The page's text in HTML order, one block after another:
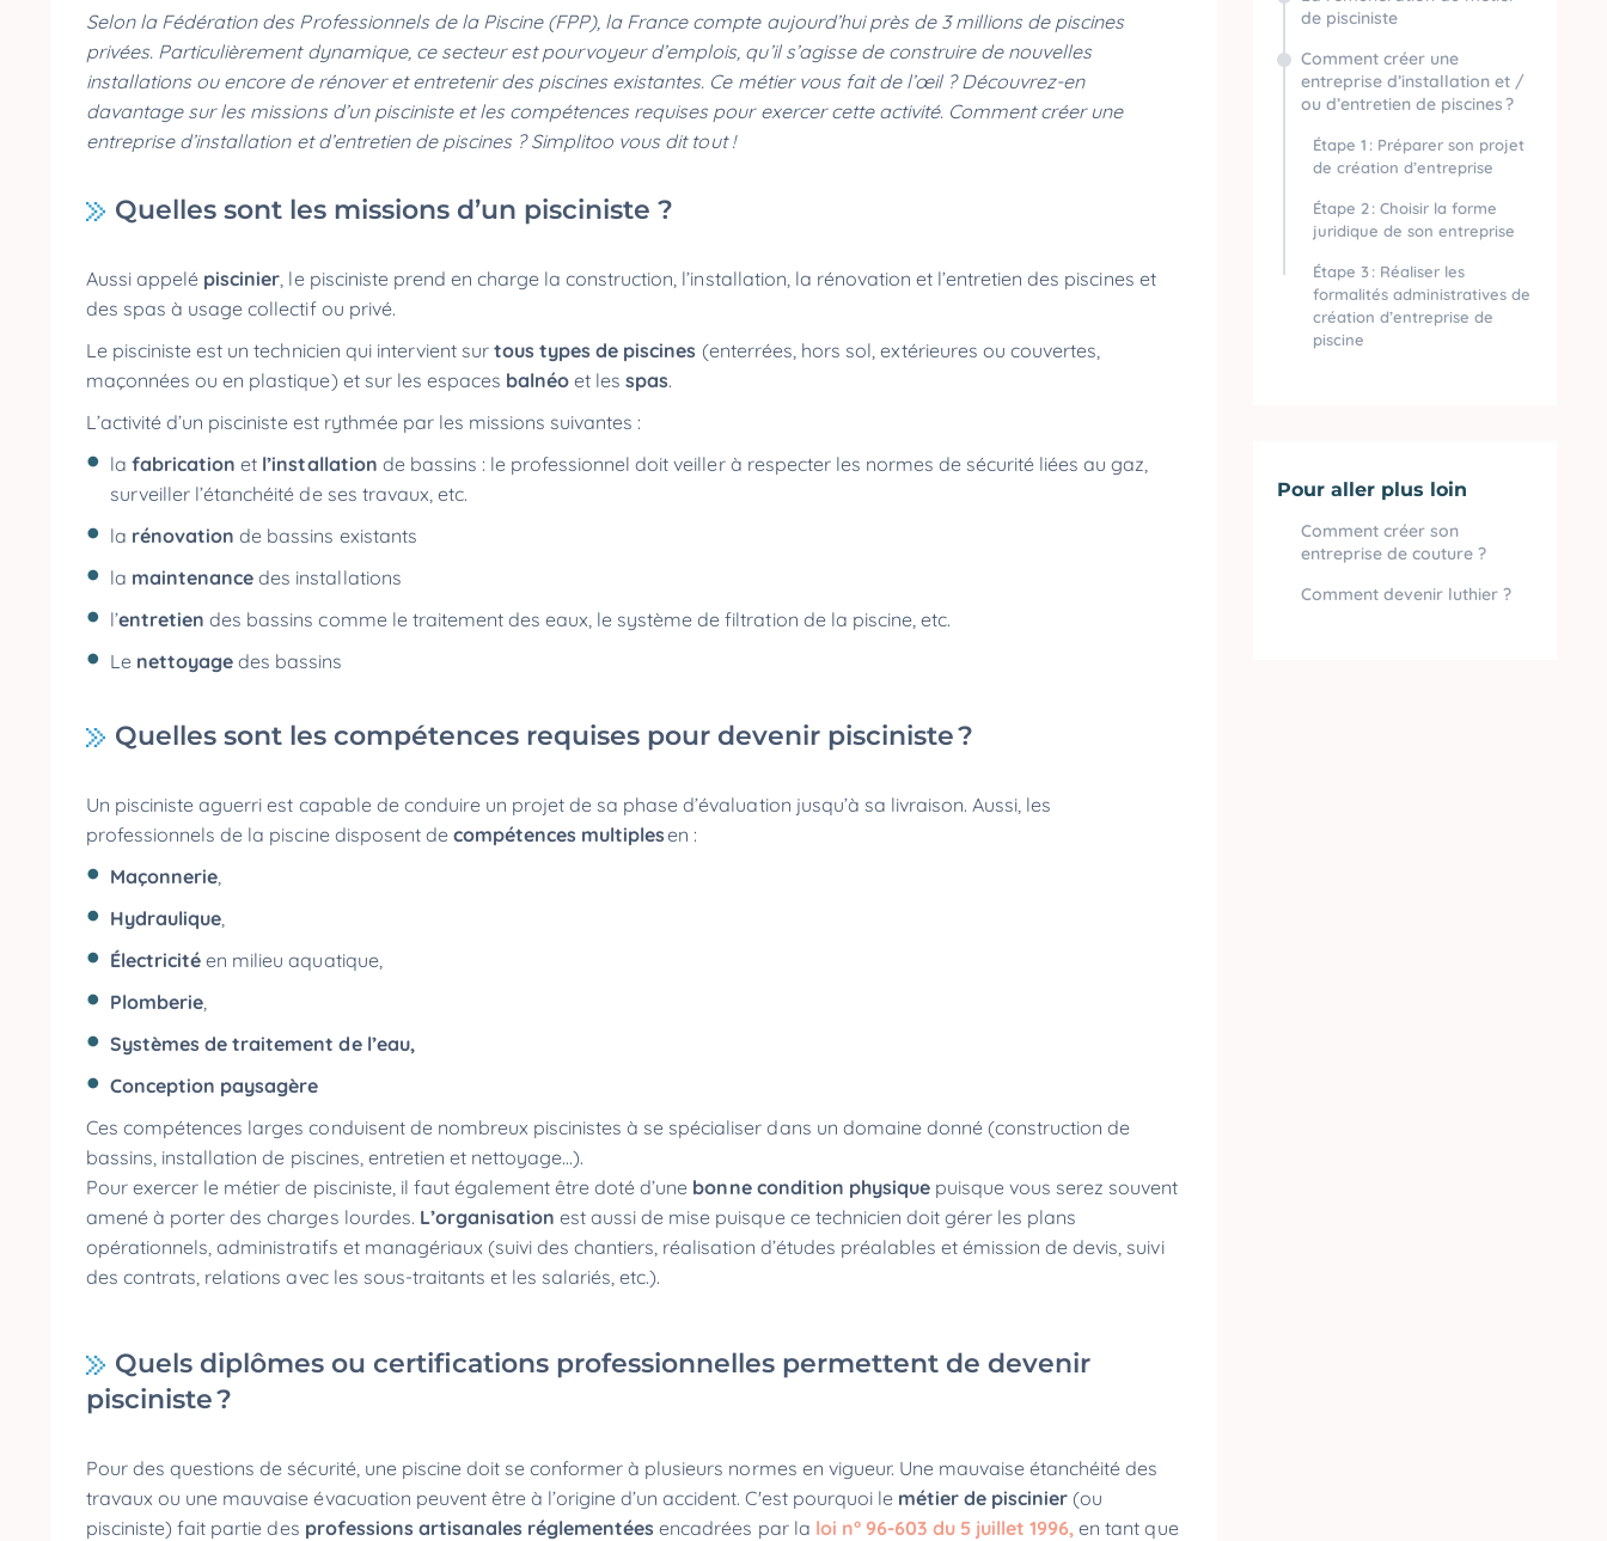
Selon la Fédération des Professionnels de la Piscine (FPP), la France compte aujourd’hui près de 3 millions de piscines
privées. Particulièrement dynamique, ce secteur est pourvoyeur d’emplois, qu’il s’agisse de construire de nouvelles
installations ou encore de rénover et entretenir des piscines existantes. Ce métier vous fait de l’œil ? Découvrez-en
davantage sur les missions d’un pisciniste et les compétences requises pour exercer cette activité. Comment créer une
entreprise d’installation et d’entretien de piscines ? Simplitoo vous dit tout !
Quelles sont les missions d’un pisciniste ?
Aussi appelé piscinier, le pisciniste prend en charge la construction, l’installation, la rénovation et l’entretien des piscines et
des spas à usage collectif ou privé.
Le pisciniste est un technicien qui intervient surtous types de piscines (enterrées, hors sol, extérieures ou couvertes,
maçonnées ou en plastique) et sur les espaces balnéoet lesspas.
L’activité d’un pisciniste est rythmée par les missions suivantes :
lafabrication et l’installation de bassins : le professionnel doit veiller à respecter les normes de sécurité liées au gaz,
surveiller l’étanchéité de ses travaux, etc.
la rénovation de bassins existants
la maintenance des installations
l’entretien des bassins comme le traitement des eaux, le système de filtration de la piscine, etc.
Le nettoyage des bassins
Quelles sont les compétences requises pour devenir pisciniste ?
Un pisciniste aguerri est capable de conduire un projet de sa phase d’évaluation jusqu’à sa livraison. Aussi, les
professionnels de la piscine disposent de compétences multiplesen :
Maçonnerie,
Hydraulique,
Électricité en milieu aquatique,
Plomberie,
Systèmes de traitement de l’eau,
Conception paysagère
Ces compétences larges conduisent de nombreux piscinistes à se spécialiser dans un domaine donné (construction de
bassins, installation de piscines, entretien et nettoyage...).
Pour exercer le métier de pisciniste, il faut également être doté d’une bonne condition physiquepuisque vous serez souvent
amené à porter des charges lourdes. L’organisation est aussi de mise puisque ce technicien doit gérer les plans
opérationnels, administratifs et managériaux (suivi des chantiers, réalisation d’études préalables et émission de devis, suivi
des contrats, relations avec les sous-traitants et les salariés, etc.).
Quels diplômes ou certifications professionnelles permettent de devenir
pisciniste ?
Pour des questions de sécurité, une piscine doit se conformer à plusieurs normes en vigueur. Une mauvaise étanchéité des
travaux ou une mauvaise évacuation peuvent être à l’origine d’un accident. C'est pourquoi le métier de piscinier (ou
pisciniste) fait partie des professions artisanales réglementéesencadrées par la loi n° 96-603 du 5 juillet 1996, en tant que
de pisciniste
Comment créer une
entreprise d’installation et /
ou d’entretien de piscines ?
Étape 1 : Préparer son projet
de création d’entreprise
Étape 2 : Choisir la forme
juridique de son entreprise
Étape 3 : Réaliser les
formalités administratives de
création d’entreprise de
piscine
Pour aller plus loin
Comment créer son
entreprise de couture ?
Comment devenir luthier ?